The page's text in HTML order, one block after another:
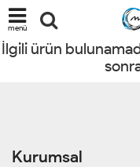
menü
İlgili ürün
Kurumsal